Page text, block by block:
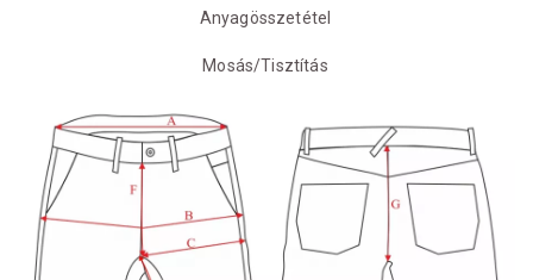
Anyagösszetétel
Mosás/Tisztítás